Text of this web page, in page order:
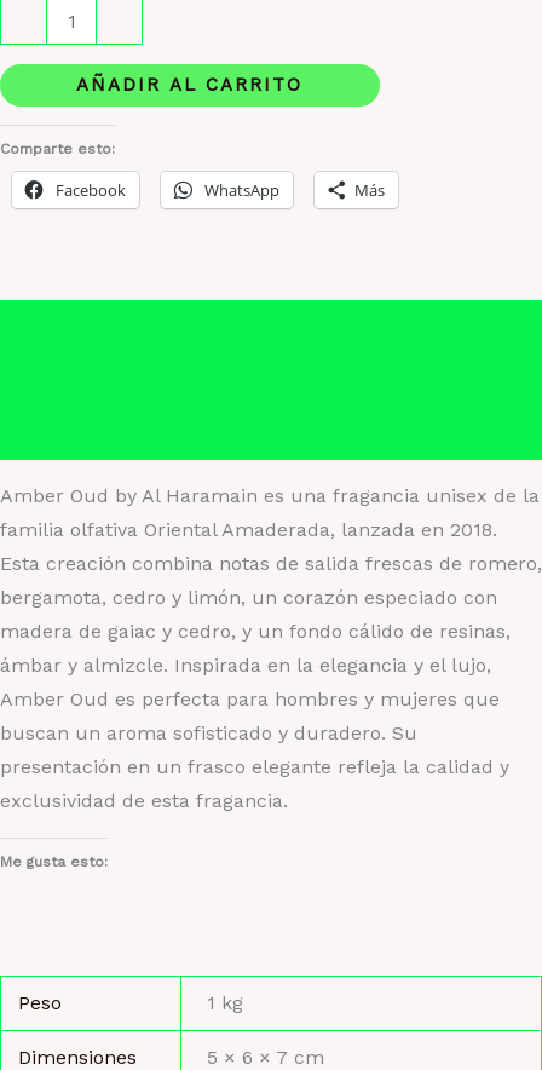
Oud
by
Al
Haramain
CAJA
cantidad
AÑADIR AL CARRITO
Comparte esto:
Facebook WhatsApp Más
Amber Oud by Al Haramain es una fragancia unisex de la
familia olfativa Oriental Amaderada, lanzada en 2018.
Esta creación combina notas de salida frescas de romero,
bergamota, cedro y limón, un corazón especiado con
madera de gaiac y cedro, y un fondo cálido de resinas,
ámbar y almizcle. Inspirada en la elegancia y el lujo,
Amber Oud es perfecta para hombres y mujeres que
buscan un aroma sofisticado y duradero. Su
presentación en un frasco elegante refleja la calidad y
exclusividad de esta fragancia.
Me gusta esto:
Peso 1 kg
Dimensiones 5 × 6 × 7 cm